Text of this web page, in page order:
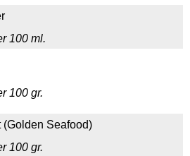
100 ml.
100 gr.
Seafood)
100 gr.